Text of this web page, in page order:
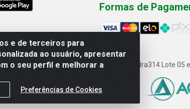
e de terceiros para
ao usuário, apresentar
o seu perfil e melhorar a
Preferências de Cookies
Formas de
LTDA - Avenida Alegre, 2521 - Quadra314 Lote